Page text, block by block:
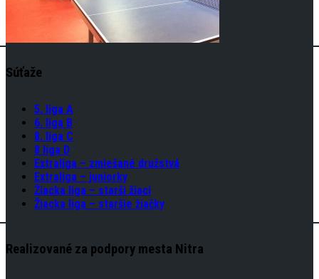
Súťaže
5. liga A
6. liga B
8. liga C
8 liga D
Extraliga – zmiešané družstvá
Extraliga – juniorky
Žiacka liga – starši žiaci
Žiacka liga – staršie žiačky
Realizované za podpory mesta Nitra